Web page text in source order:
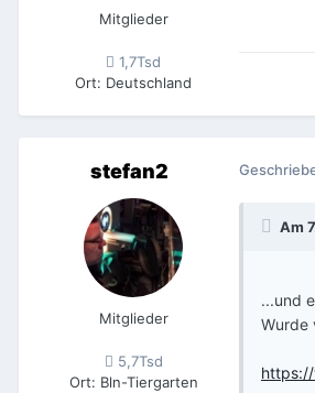
Mitglieder
1,7Tsd
Ort: Deutschland
stefan2
Mitglieder
5,7Tsd
Ort: Bln-Tiergarten
Am
...und
Wurde